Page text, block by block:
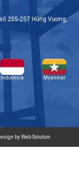
255-257 Hùng Vương,
Indonesia Myanmar
by Web Solution